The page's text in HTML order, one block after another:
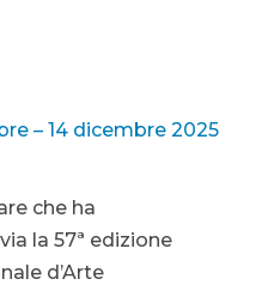
– 14 dicembre 2025
che ha
la 57ª edizione
d’Arte